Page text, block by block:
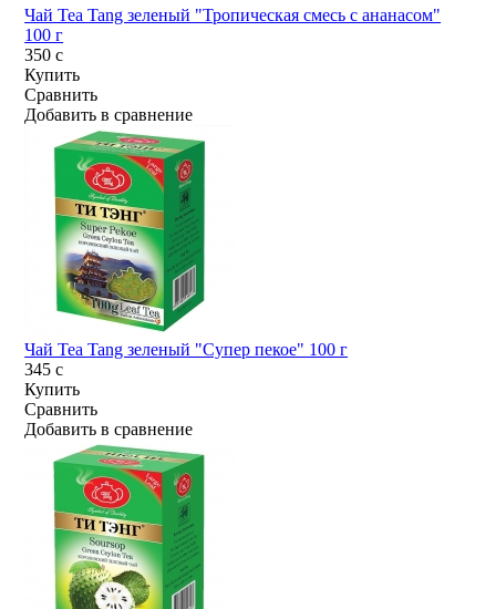
Чай Tea Tang зеленый "Тропическая смесь с ананасом"
100 г
350c
Купить
Сравнить
Добавить в сравнение
Чай Tea Tang зеленый "Супер пекое" 100 г
345c
Купить
Сравнить
Добавить в сравнение